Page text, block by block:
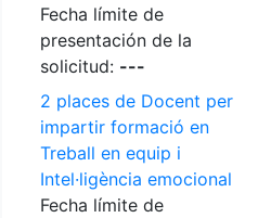
Fecha límite de
presentación de la
solicitud: ---
2 places de Docent per
impartir formació en
Treball en equip i
Intel·ligència emocional
Fecha límite de